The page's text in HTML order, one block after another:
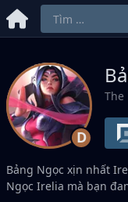
D
The
Bảng Ngọc xịn nhất
Ngọc Irelia mà bạn